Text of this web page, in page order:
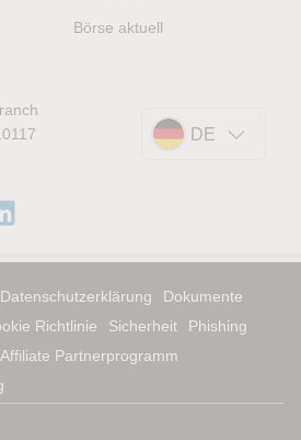
Börse aktuell
DE
Datenschutzerklärung
Dokumente
Richtlinie Sicherheit
Phishing
Affiliate Partnerprogramm